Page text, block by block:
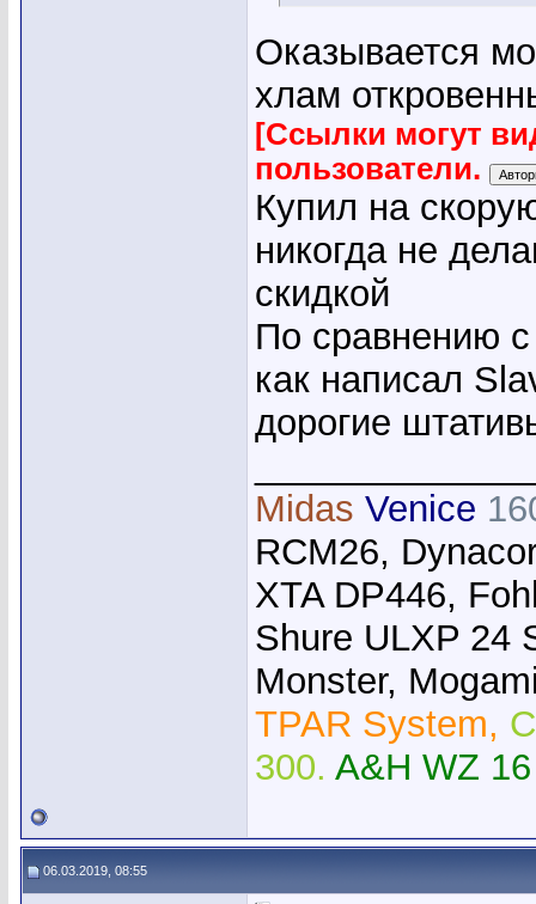
Оказывается
хлам
[Ссылки могут
пользователи.
Купил на
никогда не
скидкой
По сравнению
как написал
дорогие
Midas Venice
RCM26,
XTA DP446,
Shure ULXP 24
Monster,
TPAR System,
300. A&H WZ
06.03.2019, 08:55